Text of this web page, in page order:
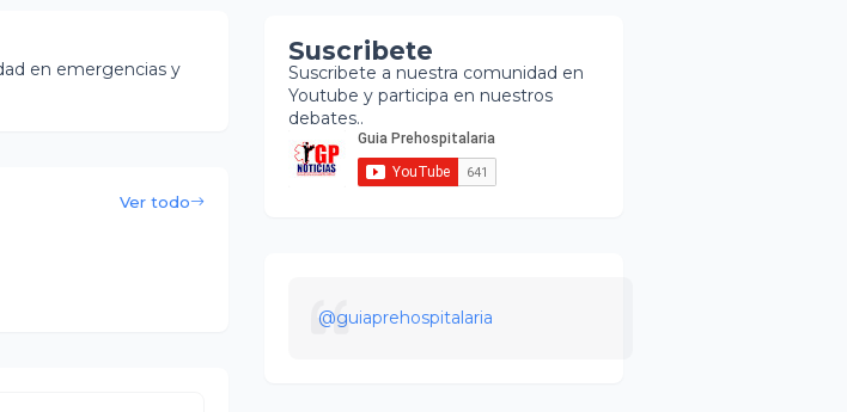
en emergencias y
Ver todo
Suscribete
Suscribete a nuestra comunidad en
Youtube y participa en nuestros
debates..
@guiaprehospitalaria